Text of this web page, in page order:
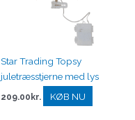
Star Trading Topsy
juletræsstjerne med lys
209.00kr. KØB NU